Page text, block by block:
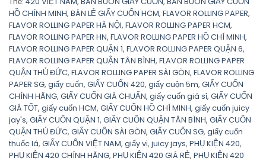
HỒ CHÍNH MINH, BÁN LẺ GIẤY CUỐN HCM, FLAVOR ROLLING PAPER,
FLAVOR ROLLING PAPER HÀ NỘI, FLAVOR ROLLING PAPER HCM,
FLAVOR ROLLING PAPER HN, FLAVOR ROLLING PAPER HỒ CHÍ MINH,
FLAVOR ROLLING PAPER QUẬN 1, FLAVOR ROLLING PAPER QUẬN 6,
FLAVOR ROLLING PAPER QUẬN TÂN BÌNH, FLAVOR ROLLING PAPER
QUẬN THỦ ĐỨC, FLAVOR ROLLING PAPER SÀI GÒN, FLAVOR ROLLING
PAPER SG, giấy cuốn, GIẤY CUỐN 420, giấy cuộn 5m, GIẤY CUỐN
CHÍNH HÃNG, GIẤY CUỐN GIÁ CHUẨN, giấy cuốn giá sỉ, GIẤY CUỐN
GIÁ TỐT, giấy cuốn HCM, GIẤY CUỐN HỒ CHÍ MINH, giấy cuốn juicy
jay's, GIẤY CUỐN QUẬN 1, GIẤY CUỐN QUẬN TÂN BÌNH, GIẤY CUỐN
QUẬN THỦ ĐỨC, GIẤY CUỐN SÀI GÒN, GIẤY CUỐN SG, giấy cuốn
thuốc lá, GIẤY CUỐN VIỆT NAM, giấy vị, juicy jays, PHỤ KIỆN 420,
PHỤ KIỆN 420 CHÍNH HÃNG, PHỤ KIỆN 420 GIÁ RẺ, PHỤ KIỆN 420